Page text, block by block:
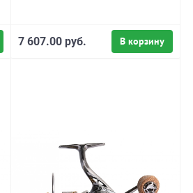
В корзину
7 607.00 руб.